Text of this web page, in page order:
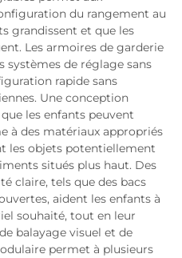
du rangement au
grandissent et que les
Les armoires de garderie
de réglage sans
rapide sans
Une conception
les enfants peuvent
à des matériaux appropriés
les objets potentiellement
situés plus haut. Des
claire, tels que des bacs
aident les enfants à
souhaité, tout en leur
balayage visuel et de
permet à plusieurs